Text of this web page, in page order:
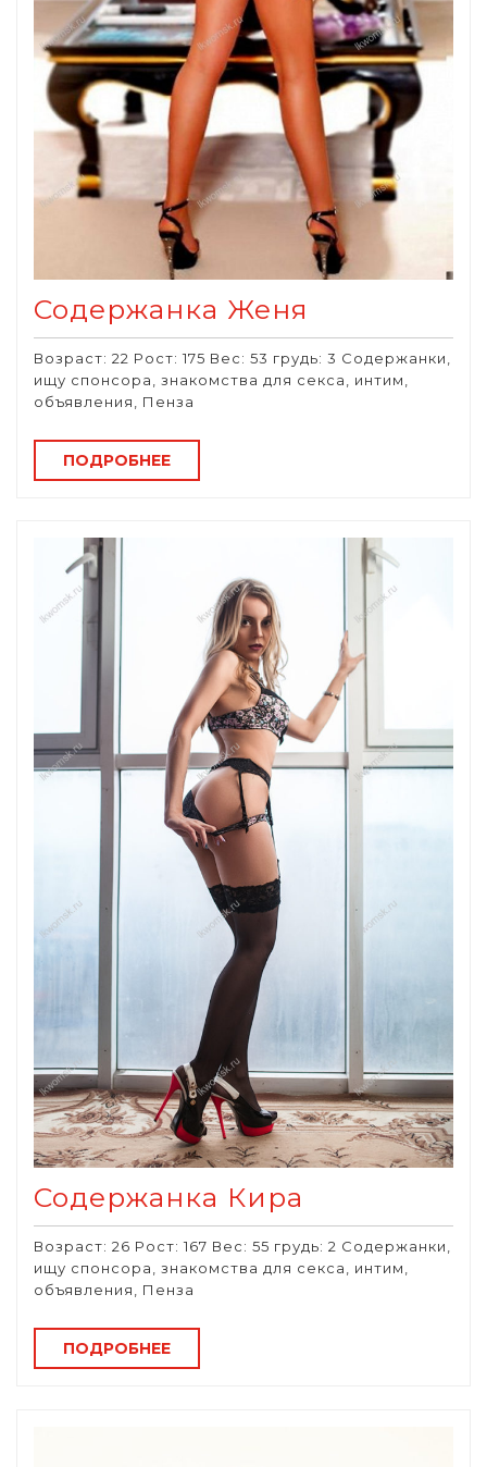
Содержанка Женя
Возраст: 22 Рост: 175 Вес: 53 грудь: 3 Содержанки,
ищу спонсора, знакомства для секса, интим,
объявления, Пенза
ПОДРОБНЕЕ
Содержанка Кира
Возраст: 26 Рост: 167 Вес: 55 грудь: 2 Содержанки,
ищу спонсора, знакомства для секса, интим,
объявления, Пенза
ПОДРОБНЕЕ